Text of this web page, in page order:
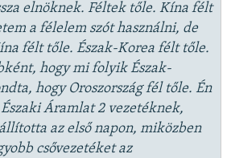
elnöknek. Féltek tőle. Kína félt
a félelem szót használni, de
félt tőle. Észak-Korea félt tőle.
hogy mi folyik Észak-
hogy Oroszország fél tőle. Én
Áramlat 2 vezetéknek,
az első napon, miközben
csővezetéket az